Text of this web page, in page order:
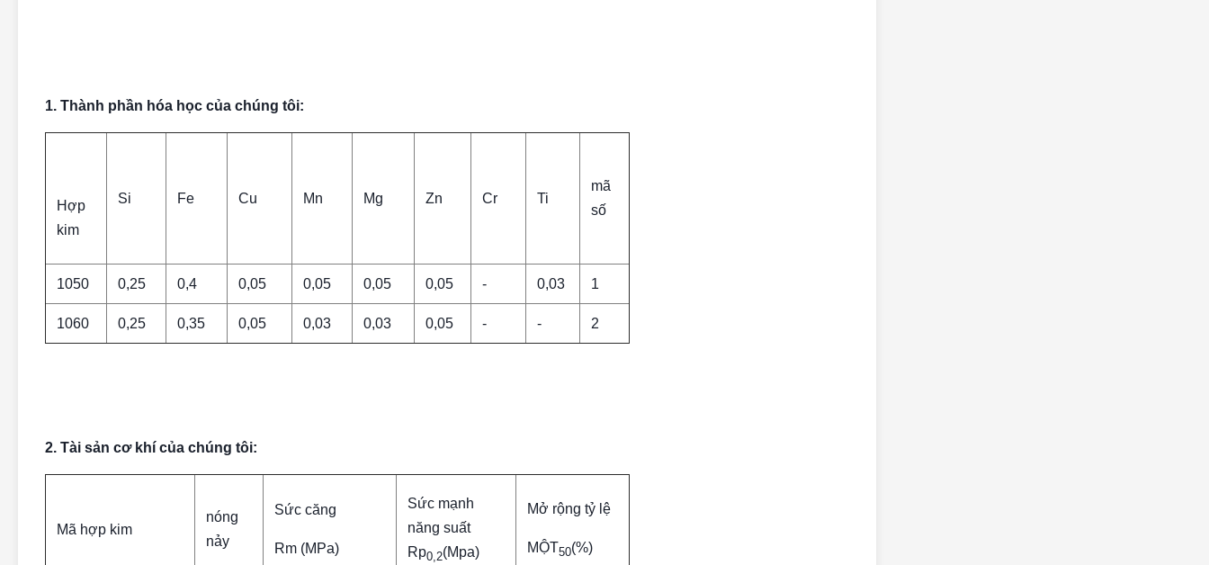
1. Thành phần hóa học của chúng tôi:
Hợp
kim
Si Fe Cu Mn Mg Zn Cr Ti
mã
số
1050 0,25 0,4 0,05 0,05 0,05 0,05 - 0,03 1
1060 0,25 0,35 0,05 0,03 0,03 0,05 - - 2
2. Tài sản cơ khí của chúng tôi:
Mã hợp kim
nóng
nảy
Sức căng
Rm (MPa)
Sức mạnh
năng suất
Rp0,2(Mpa)
Mở rộng tỷ lệ
MỘT50(%)